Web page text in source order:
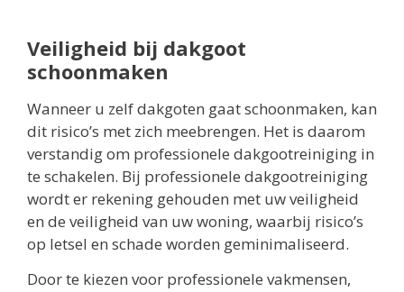
Veiligheid bij dakgoot
schoonmaken
Wanneer u zelf dakgoten gaat schoonmaken, kan
dit risico’s met zich meebrengen. Het is daarom
verstandig om professionele dakgootreiniging in
te schakelen. Bij professionele dakgootreiniging
wordt er rekening gehouden met uw veiligheid
en de veiligheid van uw woning, waarbij risico’s
op letsel en schade worden geminimaliseerd.
Door te kiezen voor professionele vakmensen,